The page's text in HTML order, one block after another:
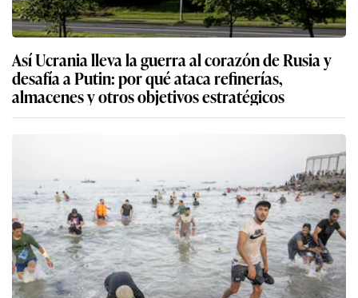
Así Ucrania lleva la guerra al corazón de Rusia y
desafía a Putin: por qué ataca refinerías,
almacenes y otros objetivos estratégicos